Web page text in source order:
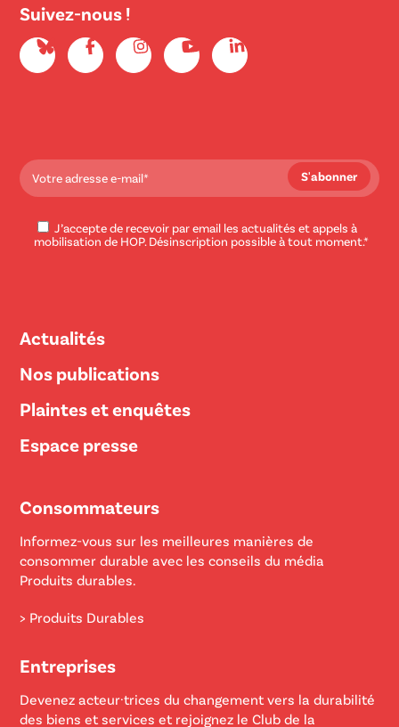
Suivez-nous !
J’accepte de recevoir par email les actualités et appels à
mobilisation de HOP. Désinscription possible à tout moment.*
Actualités
Nos publications
Plaintes et enquêtes
Espace presse
Consommateurs
Informez-vous sur les meilleures manières de
consommer durable avec les conseils du média
Produits durables.
> Produits Durables
Entreprises
Devenez acteur·trices du changement vers la durabilité
des biens et services et rejoignez le Club de la